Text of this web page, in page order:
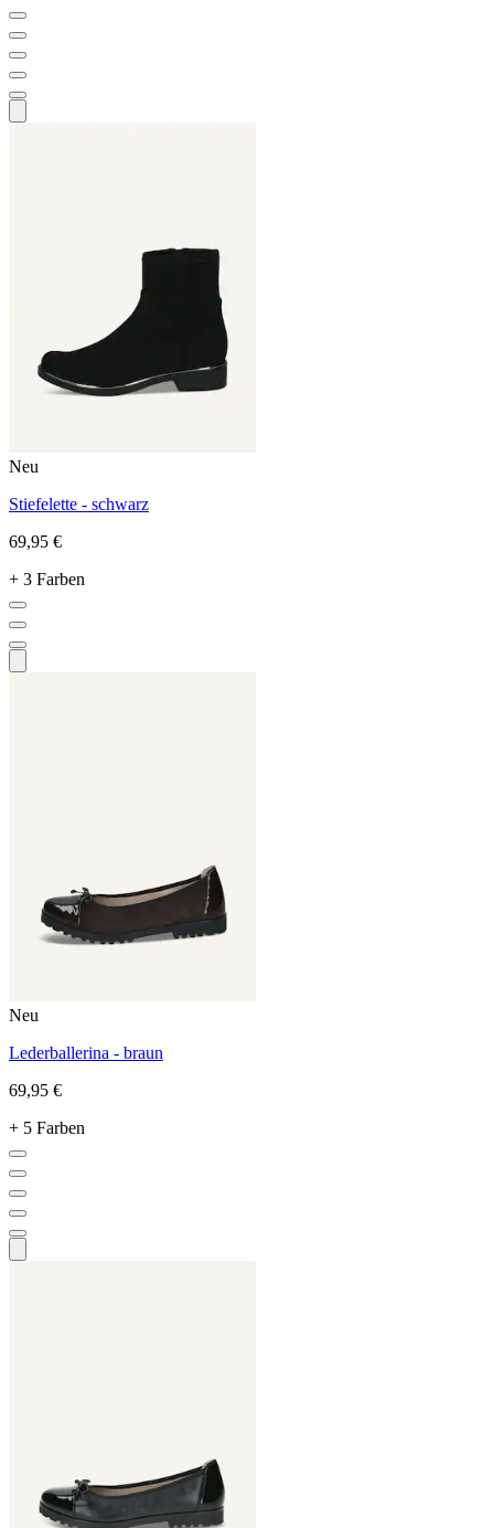
Neu
Stiefelette - schwarz
69,95 €
+ 3 Farben
Neu
Lederballerina - braun
69,95 €
+ 5 Farben